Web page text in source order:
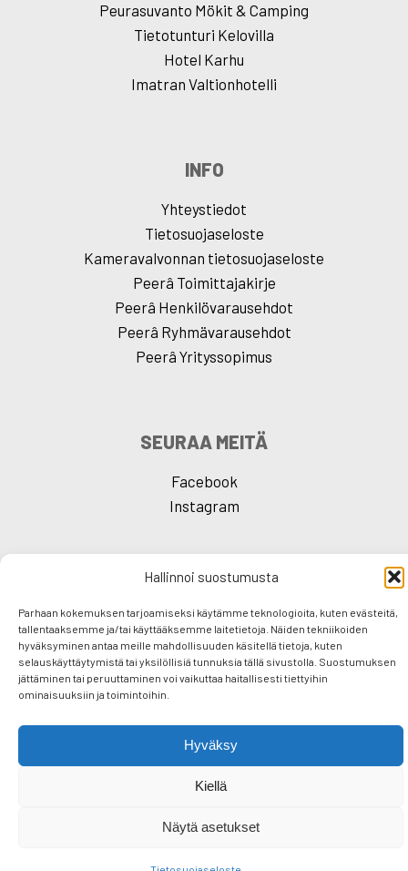
Hallinnoi suostumusta
Parhaan kokemuksen tarjoamiseksi käytämme teknologioita, kuten evästeitä,
tallentaaksemme ja/tai käyttääksemme laitetietoja. Näiden tekniikoiden
hyväksyminen antaa meille mahdollisuuden käsitellä tietoja, kuten
selauskäyttäytymistä tai yksilöllisiä tunnuksia tällä sivustolla. Suostumuksen
jättäminen tai peruuttaminen voi vaikuttaa haitallisesti tiettyihin
ominaisuuksiin ja toimintoihin.
Hyväksy
Kiellä
Näytä asetukset
Peurasuvanto Mökit & Camping
Tietotunturi Kelovilla
Hotel Karhu
Imatran Valtionhotelli
INFO
Yhteystiedot
Tietosuojaseloste
Kameravalvonnan tietosuojaseloste
Peerâ Toimittajakirje
Peerâ Henkilövarausehdot
Peerâ Ryhmävarausehdot
Peerâ Yrityssopimus
SEURAA MEITÄ
Facebook
Instagram
F
a
c
b
o
k
T
wi
tt
E
m
ail
S
h
ar
Peerâ Hotels & Cottages
Peerâ perheemme
Kohteet
Lahjakortti
Yrittäjäperheen tarina
Blogi Yhteystiedot